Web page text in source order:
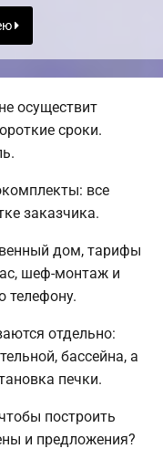
осуществит
сроки.
все
заказчика.
дом, тарифы
шеф-монтаж и
телефону.
отдельно:
бассейна, а
печки.
построить
и предложения?